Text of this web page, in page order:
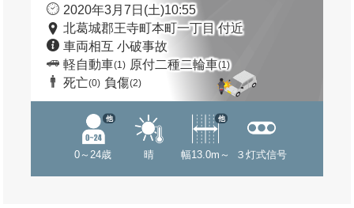
2020年3月7日(土)10:55
北葛城郡王寺町本町一丁目 付近
車両相互 小破事故
軽自動車(1) 原付二種二輪車(1)
死亡(0) 負傷(2)
0～24歳
他
晴 幅13.0m～
他
３灯式信号